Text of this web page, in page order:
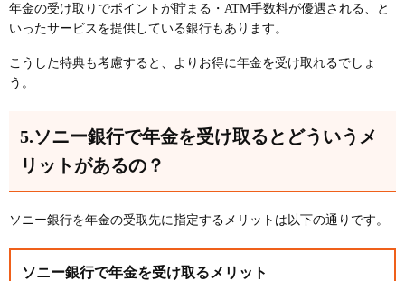
年金の受け取りでポイントが貯まる・ATM手数料が優遇される、と
いったサービスを提供している銀行もあります。
こうした特典も考慮すると、よりお得に年金を受け取れるでしょ
う。
5.ソニー銀行で年金を受け取るとどういうメ
リットがあるの？
ソニー銀行を年金の受取先に指定するメリットは以下の通りです。
ソニー銀行で年金を受け取るメリット